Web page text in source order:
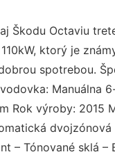
Škodu Octaviu
ktorý je
spotrebou.
Manuálna
Rok výroby: 2015
– Tónované sklá –